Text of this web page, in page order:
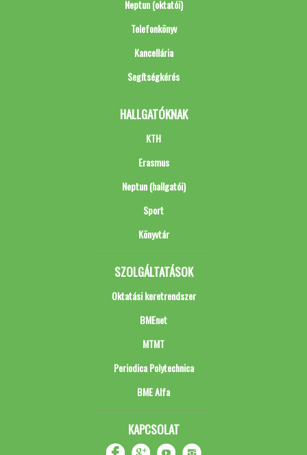
Neptun (oktatói)
Telefonkönyv
Kancellária
Segítségkérés
HALLGATÓKNAK
KTH
Erasmus
Neptun (hallgatói)
Sport
Könyvtár
SZOLGÁLTATÁSOK
Oktatási keretrendszer
BMEnet
MTMT
Periodica Polytechnica
BME Alfa
KAPCSOLAT